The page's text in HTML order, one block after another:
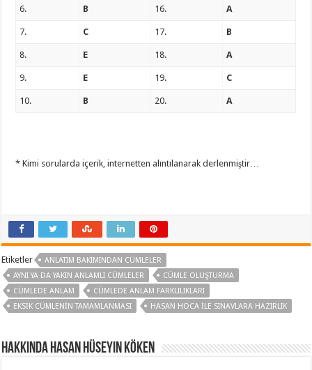
6. B 16. A
7. C 17. B
8. E 18. A
9. E 19. C
10. B 20. A
* Kimi sorularda içerik, internetten alıntılanarak derlenmiştir…
Etiketler
ANLATIM BAKIMINDAN CÜMLELER
AYNI YA DA YAKIN ANLAMLI CÜMLELER
CÜMLE OLUŞTURMA
CÜMLEDE ANLAM
CÜMLEDE ANLAM FARKLILIKLARI
EKSIK CÜMLENIN TAMAMLANMASI
HASAN HOCA ILE SINAVLARA HAZIRLIK
Hakkında Hasan Hüseyin KÖKEN